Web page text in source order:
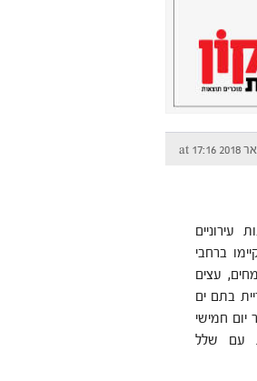
עירוניים
ברחבי
עצים
בתם ים
חמישי
עם שלל